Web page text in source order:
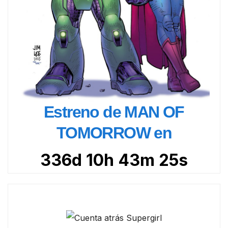
Estreno de MAN OF
TOMORROW en
336d 10h 43m 24s